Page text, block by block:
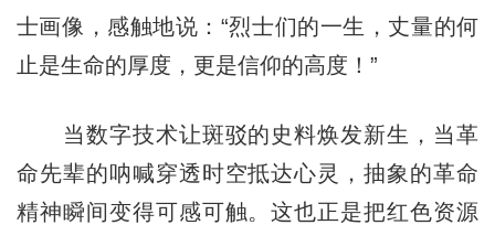
士画像，感触地说：“烈士们的一生，丈量的何
止是生命的厚度，更是信仰的高度！”
当数字技术让斑驳的史料焕发新生，当革
命先辈的呐喊穿透时空抵达心灵，抽象的革命
精神瞬间变得可感可触。这也正是把红色资源